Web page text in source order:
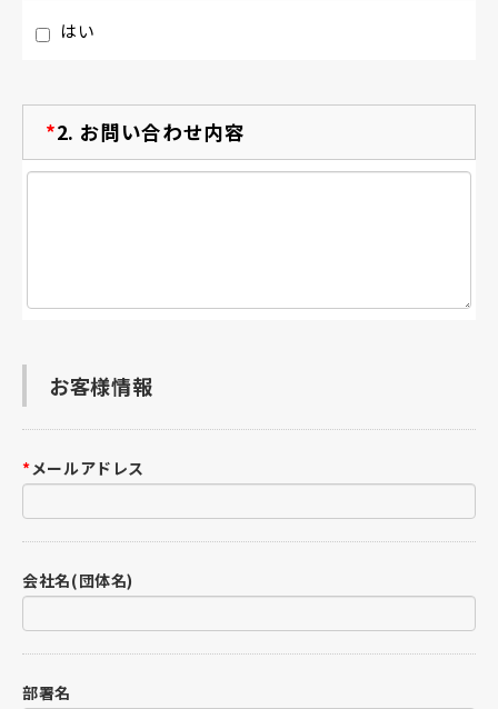
はい
*2. お問い合わせ内容
お客様情報
*メールアドレス
会社名(団体名)
部署名